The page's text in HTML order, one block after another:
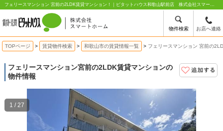
物件検索 お店へ連絡
フェリースマンション 宮前の2LDK賃貸マンション！｜ピタットハウス和歌山駅前店 株式会社スマートホーム
TOPページ 賃貸物件検索 和歌山市の賃貸情報一覧 フェリースマンション 宮前の
フェリースマンション宮前の2LDK賃貸マンションの
物件情報
1 / 27